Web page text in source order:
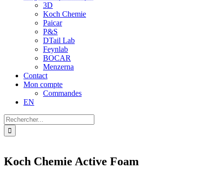
3D
Koch Chemie
Paicar
P&S
DTail Lab
Feynlab
BOCAR
Menzerna
Contact
Mon compte
Commandes
EN
Recherche
sur
le
Koch Chemie Active Foam